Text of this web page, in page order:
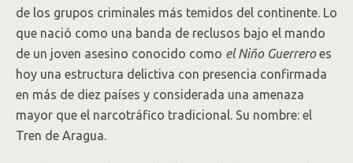
de los grupos criminales más temidos del continente. Lo
que nació como una banda de reclusos bajo el mando
de un joven asesino conocido como el Niño Guerreroes
hoy una estructura delictiva con presencia confirmada
en más de diez países y considerada una amenaza
mayor que el narcotráfico tradicional. Su nombre: el
Tren de Aragua.